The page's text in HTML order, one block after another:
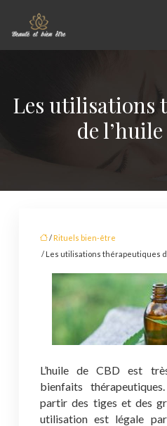
Les utilisations
de
/ Rituels bien-être
/ Les utilisations thérapeutiques
L’huile de CBD est
bienfaits
partir des tiges et des
utilisation est légale